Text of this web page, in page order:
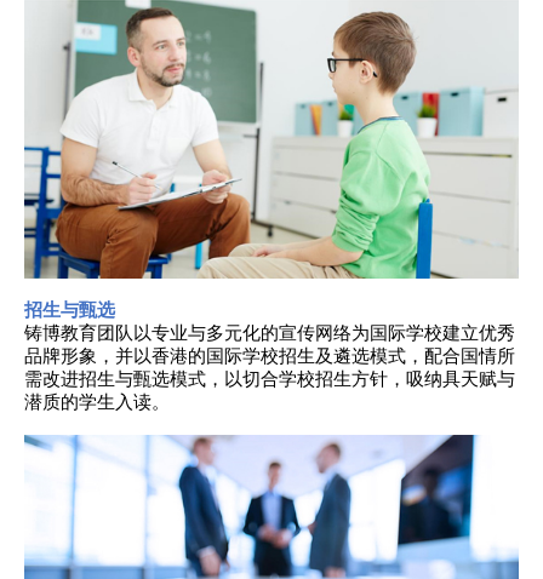
招生与甄选
铸博教育团队以专业与多元化的宣传网络为国际学校建立优秀
品牌形象，并以香港的国际学校招生及遴选模式，配合国情所
需改进招生与甄选模式，以切合学校招生方针，吸纳具天赋与
潜质的学生入读。